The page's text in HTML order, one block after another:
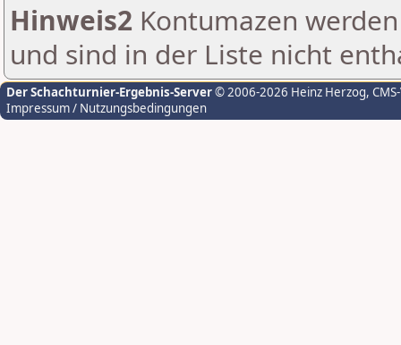
Hinweis2 Kontumazen
und sind in der Liste nicht
Der Schachturnier-Ergebnis-Server© 2006-2026 Heinz Herzog,
Impressum / Nutzungsbedingungen